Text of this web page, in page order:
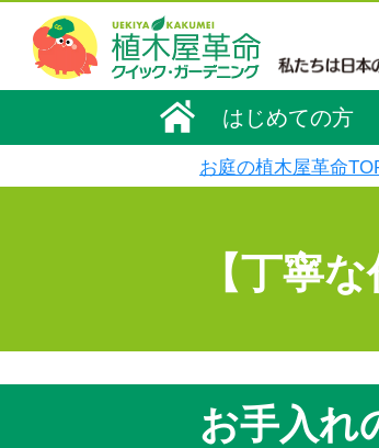
はじめての方
お庭の植木屋革命
【丁寧
お手入れ